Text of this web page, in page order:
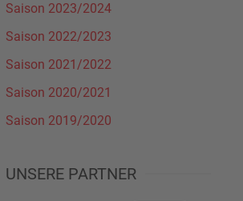
Saison 2023/2024
Saison 2022/2023
Saison 2021/2022
Saison 2020/2021
Saison 2019/2020
UNSERE PARTNER